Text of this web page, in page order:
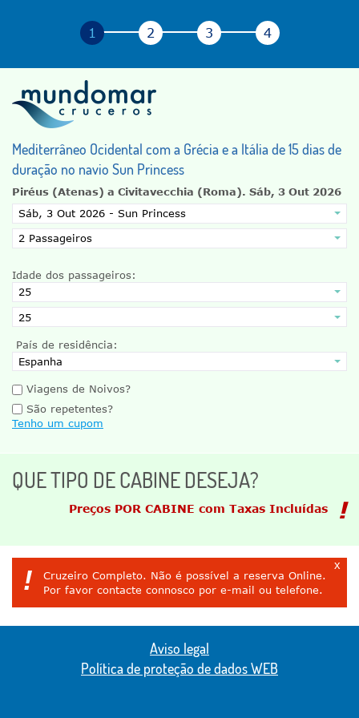
Mediterrâneo Ocidental com a Grécia e a Itália de 15 dias de
duração no navio Sun Princess
Piréus (Atenas) a Civitavecchia (Roma). Sáb, 3 Out 2026
Idade dos passageiros:
País de residência:
Viagens de Noivos?
São repetentes?
Tenho um cupom
QUE TIPO DE CABINE DESEJA?
Preços POR CABINE com Taxas Incluídas
x
!
Cruzeiro Completo. Não é possível a reserva Online.
Por favor contacte connosco por e-mail ou telefone.
Aviso legal
Política de proteção de dados WEB